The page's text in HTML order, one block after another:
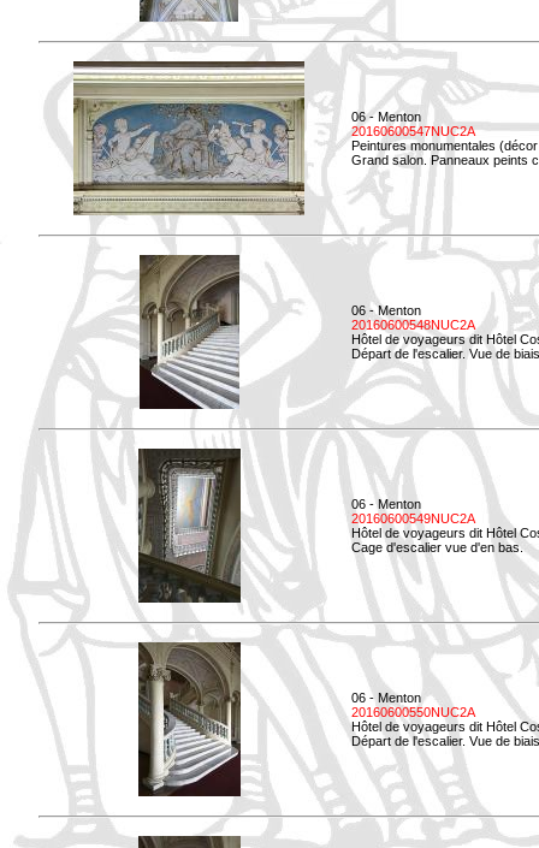
06 - Menton
20160600547NUC2A
Peintures monumentales
Grand salon. Panneaux peints
06 - Menton
20160600548NUC2A
Hôtel de voyageurs dit Hôtel
Départ de l'escalier. Vue de
06 - Menton
20160600549NUC2A
Hôtel de voyageurs dit Hôtel
Cage d'escalier vue d'en bas.
06 - Menton
20160600550NUC2A
Hôtel de voyageurs dit Hôtel
Départ de l'escalier. Vue de